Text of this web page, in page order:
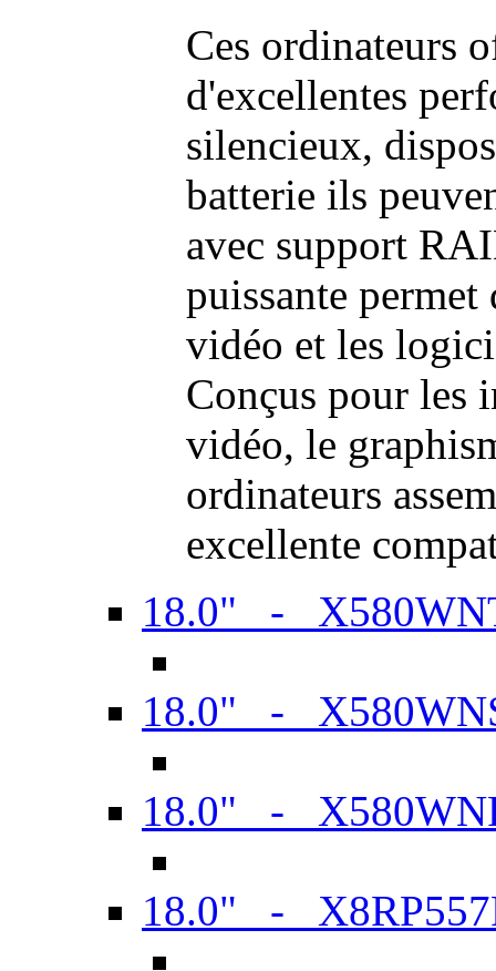
Ces ordinateurs
d'excellentes
silencieux,
batterie ils
avec support
puissante permet
vidéo et les
Conçus pour les
vidéo, le
ordinateurs
excellente
18.0" -
18.0" -
18.0" -
18.0" -